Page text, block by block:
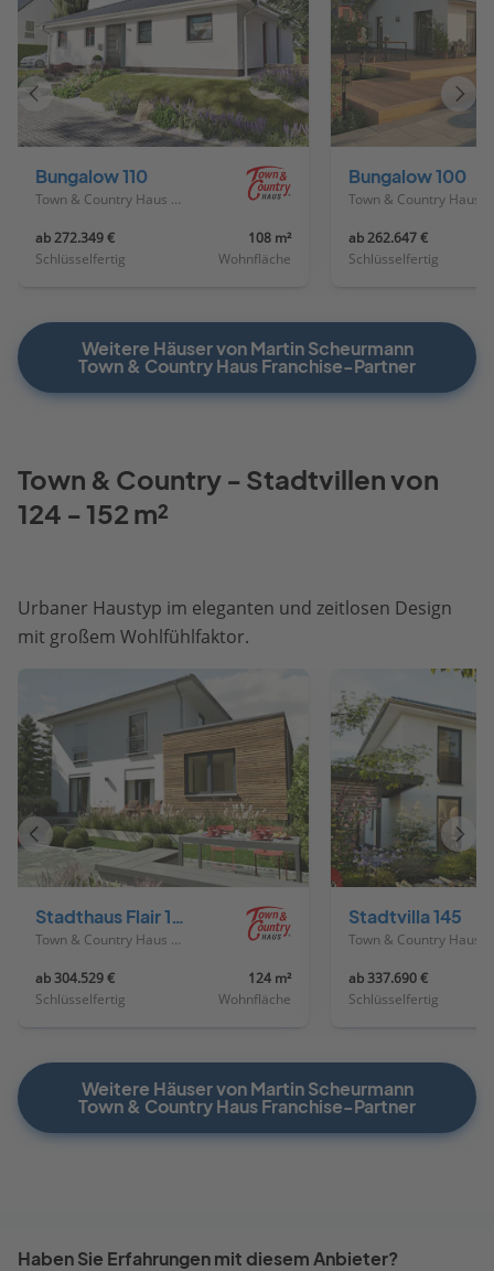
Bungalow 110
Town & Country Haus Deutschland
ab 272.349 €
Schlüsselfertig
108 m²
Wohnfläche
Bungalow 100
ab 262.647 €
Schlüsselfertig
Vorheriges
Haus
Haus
Weitere Häuser von Martin Scheurmann
Town & Country Haus Franchise-Partner
Town & Country - Stadtvillen von
124 - 152 m²
Urbaner Haustyp im eleganten und zeitlosen Design
mit großem Wohlfühlfaktor.
Stadthaus Flair 124 ZD
Town & Country Haus Deutschland
ab 304.529 €
Schlüsselfertig
124 m²
Wohnfläche
Stadtvilla 145
ab 337.690 €
Schlüsselfertig
Vorheriges
Haus
Haus
Weitere Häuser von Martin Scheurmann
Town & Country Haus Franchise-Partner
Haben Sie Erfahrungen mit diesem Anbieter?